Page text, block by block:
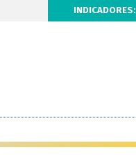
INDICADORES: